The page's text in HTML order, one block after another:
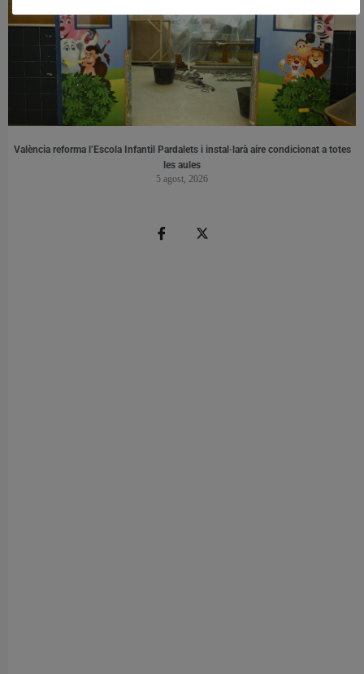
València reforma l’Escola Infantil Pardalets i instal·larà aire condicionat a totes
les aules
5 agost, 2026